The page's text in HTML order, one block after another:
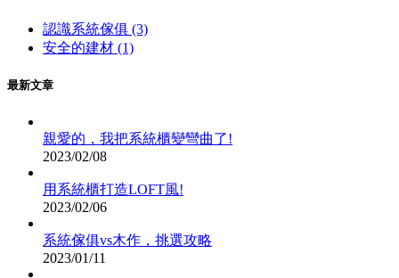
認識系統傢俱 (3)
安全的建材 (1)
最新文章
親愛的，我把系統櫃變彎曲了!
2023/02/08
用系統櫃打造LOFT風!
2023/02/06
系統傢俱vs木作，挑選攻略
2023/01/11